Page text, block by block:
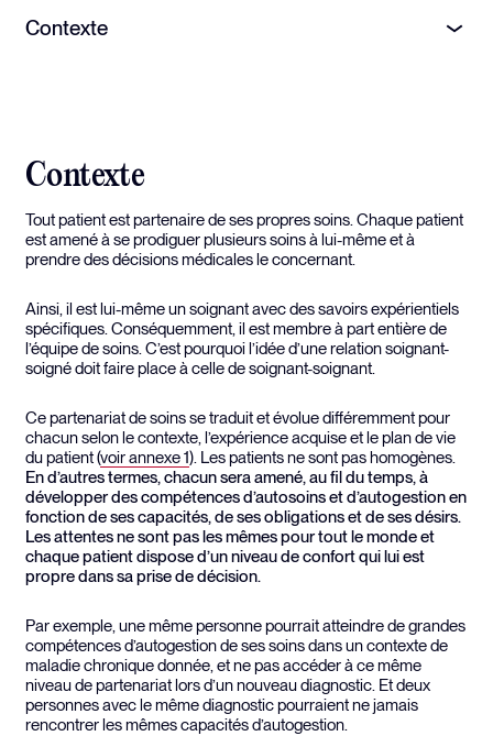
Contexte
Contexte
Tout patient est partenaire de ses propres soins. Chaque patient
est amené à se prodiguer plusieurs soins à lui-même et à
prendre des décisions médicales le concernant.
Ainsi, il est lui-même un soignant avec des savoirs expérientiels
spécifiques. Conséquemment, il est membre à part entière de
l’équipe de soins. C’est pourquoi l’idée d’une relation soignant-
soigné doit faire place à celle de soignant-soignant.
Ce partenariat de soins se traduit et évolue différemment pour
chacun selon le contexte, l’expérience acquise et le plan de vie
du patient (voir annexe 1). Les patients ne sont pas homogènes.
En d’autres termes, chacun sera amené, au fil du temps, à
développer des compétences d’autosoins et d’autogestion en
fonction de ses capacités, de ses obligations et de ses désirs.
Les attentes ne sont pas les mêmes pour tout le monde et
chaque patient dispose d’un niveau de confort qui lui est
propre dans sa prise de décision.
Par exemple, une même personne pourrait atteindre de grandes
compétences d’autogestion de ses soins dans un contexte de
maladie chronique donnée, et ne pas accéder à ce même
niveau de partenariat lors d’un nouveau diagnostic. Et deux
personnes avec le même diagnostic pourraient ne jamais
rencontrer les mêmes capacités d’autogestion.